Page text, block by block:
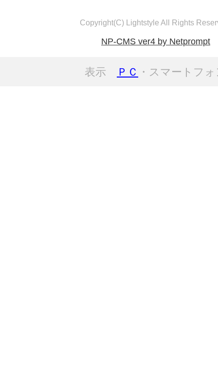
Copyright(C) Lightstyle All Rights
NP-CMS ver4 by Netprompt
表示 ＰＣ ・スマートフ